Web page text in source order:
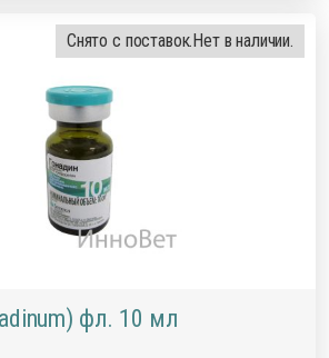
Снято с поставок.Нет в наличии.
фл. 10 мл